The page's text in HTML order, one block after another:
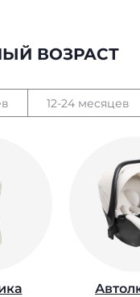
ВОЗРАСТ
12-24 месяцев